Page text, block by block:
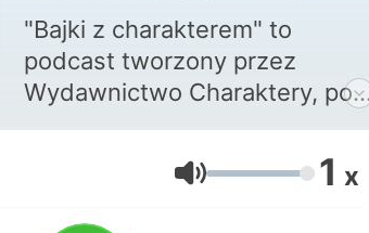
"Bajki z charakterem" to
podcast tworzony przez
Wydawnictwo Charaktery, pod
patronatem czasopism Małe
Charaktery i Mindful Kids.
Publikujemy nagrania
ciekawych bajek
Głośność 1 x